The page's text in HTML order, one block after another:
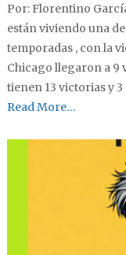
Por: Florentino
están viviendo una
temporadas , con la
Chicago llegaron a 9
tienen 13 victorias y
Read More…